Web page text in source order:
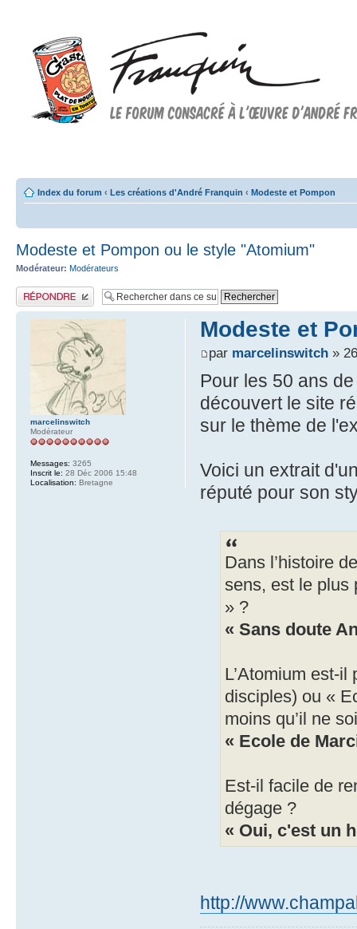
Index du forum ‹ Les créations d'André Franquin ‹ Modeste et Pompon
Modeste et Pompon ou le style "Atomium"
Modérateur: Modérateurs
Publier une réponse
Modeste et
par marcelinswitch»
Pour les 50 ans
découvert le site
sur le thème de
Voici un extrait
réputé pour son
Dans l’histoire
sens, est le plus
» ?
« Sans doute
L’Atomium est-
disciples) ou «
moins qu’il ne
« Ecole de
Est-il facile de
dégage ?
« Oui, c'est un
http://
marcelinswitch
Modérateur
Messages: 3265
Inscrit le: 28 Déc 2006 15:48
Localisation: Bretagne